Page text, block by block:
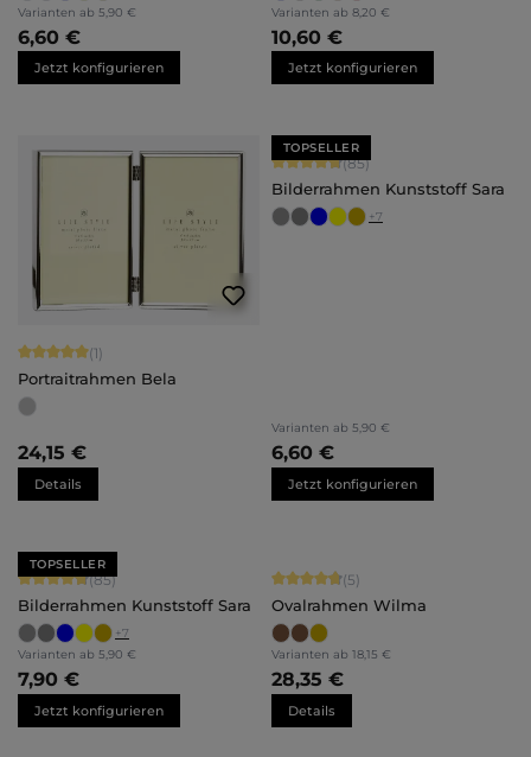
Varianten ab 5,90 €
6,60 €
Jetzt konfigurieren
Varianten ab 8,20 €
10,60 €
Jetzt konfigurieren
Durchschnittliche Bewertung von 5 von 5 Sternen
(1)
Portraitrahmen Bela
24,15 €
Details
TOPSELLER
Durchschnittliche Bewertung von
(85)
Bilderrahmen Kunststoff Sara
+7
Varianten ab 5,90 €
6,60 €
Jetzt konfigurieren
TOPSELLER
Durchschnittliche Bewertung von 4.71 von 5 Sternen
(85)
Bilderrahmen Kunststoff Sara
+7
Varianten ab 5,90 €
7,90 €
Jetzt konfigurieren
Durchschnittliche Bewertung von
(5)
Ovalrahmen Wilma
Varianten ab 18,15 €
28,35 €
Details